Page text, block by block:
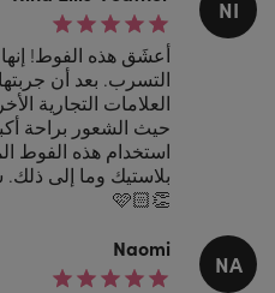
NI
أعشَق هذه الفوط!
التسرب. بعد أن
العلامات التجارية
حيث الشعور براحة
استخدام هذه الفوط
بلاستيك وما إلى
👏🏻🩷
NA
Naomi